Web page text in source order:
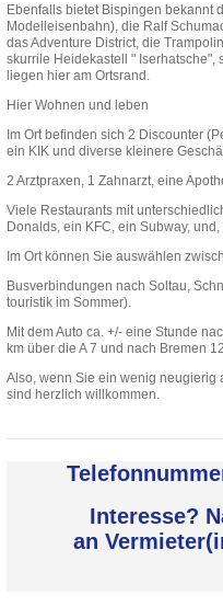
Ebenfalls bietet Bispingen bekannt
Modelleisenbahn), die Ralf
das Adventure District, die
skurrile Heidekastell "
liegen hier am Ortsrand.
Hier Wohnen und leben
Im Ort befinden sich 2 Discounter
ein KIK und diverse kleinere
2 Arztpraxen, 1 Zahnarzt, eine
Viele Restaurants mit
Donalds, ein KFC, ein Subway, und,
Im Ort können Sie auswählen
Busverbindungen nach Soltau,
touristik im Sommer).
Mit dem Auto ca. +/- eine Stunde
km über die A 7 und nach Bremen
Also, wenn Sie ein wenig neugierig
sind herzlich willkommen.
Interesse?
an